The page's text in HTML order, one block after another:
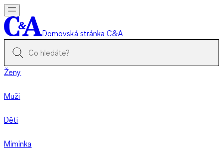
Domovská stránka C&A
Ženy
Muži
Děti
Miminka